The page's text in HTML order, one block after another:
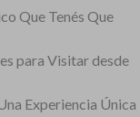
Que Tenés Que
para Visitar desde
Experiencia Única